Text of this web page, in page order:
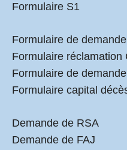
Formulaire S1
Formulaire de
Formulaire réclamation
Formulaire de
Formulaire capital
Demande de RSA
Demande de FAJ